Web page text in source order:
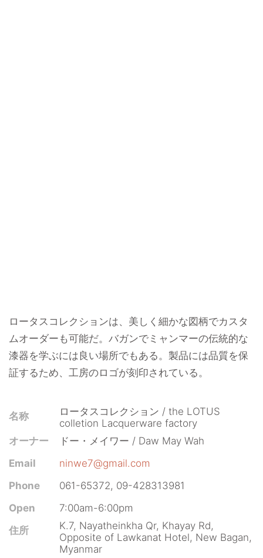
ロータスコレクションは、美しく細かな図柄でカスタ
ムオーダーも可能だ。バガンでミャンマーの伝統的な
漆器を学ぶには良い場所でもある。製品には品質を保
証するため、工房のロゴが刻印されている。
名称
ロータスコレクション / the LOTUS
colletion Lacquerware factory
オーナー
ドー・メイワー / Daw May Wah
Email
ninwe7@gmail.com
Phone
061-65372, 09-428313981
Open
7:00am-6:00pm
住所
K.7, Nayatheinkha Qr, Khayay Rd,
Opposite of Lawkanat Hotel, New Bagan,
Myanmar